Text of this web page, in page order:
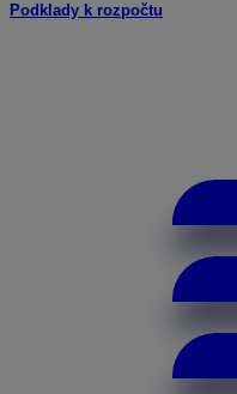
Podklady k rozpočtu